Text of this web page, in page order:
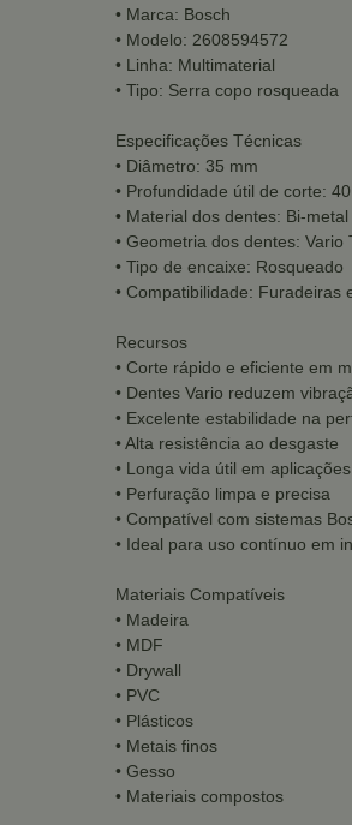
• Marca: Bosch
• Modelo: 2608594572
• Linha: Multimaterial
• Tipo: Serra copo rosqueada
Especificações Técnicas
• Diâmetro: 35 mm
• Profundidade útil de corte:
• Material dos dentes: Bi-
• Geometria dos dentes: Vario
• Tipo de encaixe: Rosqueado
• Compatibilidade: Furadeiras
Recursos
• Corte rápido e eficiente em
• Dentes Vario reduzem
• Excelente estabilidade na
• Alta resistência ao desgaste
• Longa vida útil em
• Perfuração limpa e precisa
• Compatível com sistemas
• Ideal para uso contínuo em
Materiais Compatíveis
• Madeira
• MDF
• Drywall
• PVC
• Plásticos
• Metais finos
• Gesso
• Materiais compostos